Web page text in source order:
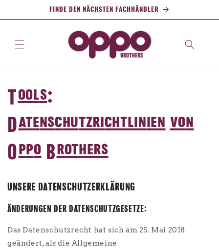
FINDE DEN NÄCHSTEN FACHHÄNDLER
Tools:
Datenschutzrichtlinien von
Oppo Brothers
UNSERE DATENSCHUTZERKLÄRUNG
ÄNDERUNGEN DER DATENSCHUTZGESETZE:
Das Datenschutzrecht hat sich am 25. Mai 2018
geändert, als die Allgemeine